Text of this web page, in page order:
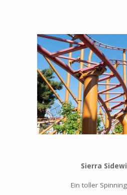
Sierra
Ein toller